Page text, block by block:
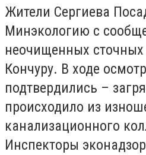
Жители Сергиева
Минэкологию с
неочищенных сточных
Кончуру. В ходе
подтвердились –
происходило из
канализационного
Инспекторы